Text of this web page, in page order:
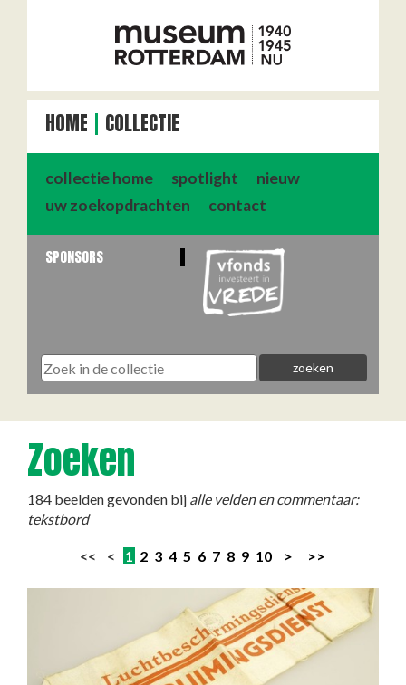
HOME COLLECTIE
collectie home spotlight
nieuw
uw zoekopdrachten
contact
SPONSORS
Zoeken
184 beelden gevonden bij alle velden en commentaar:
tekstbord
<< < 1 2 3 4 5 6 7 8 9 10 > >>